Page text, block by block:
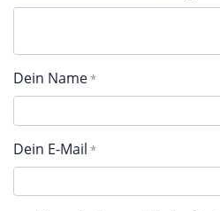
Dein Name
Dein E-Mail